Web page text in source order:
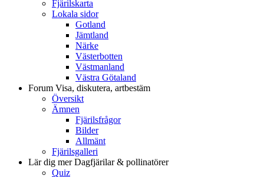
Fjärilskarta
Lokala sidor
Gotland
Jämtland
Närke
Västerbotten
Västmanland
Västra Götaland
Forum Visa, diskutera, artbestäm
Översikt
Ämnen
Fjärilsfrågor
Bilder
Allmänt
Fjärilsgalleri
Lär dig merDagfjärilar & pollinatörer
Quiz